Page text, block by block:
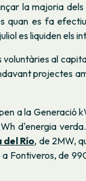
la majoria dels
quan es fa
es liquiden els
al
projectes
a la
d'energia
del Río, de 2MW,
a Fontiveros, de